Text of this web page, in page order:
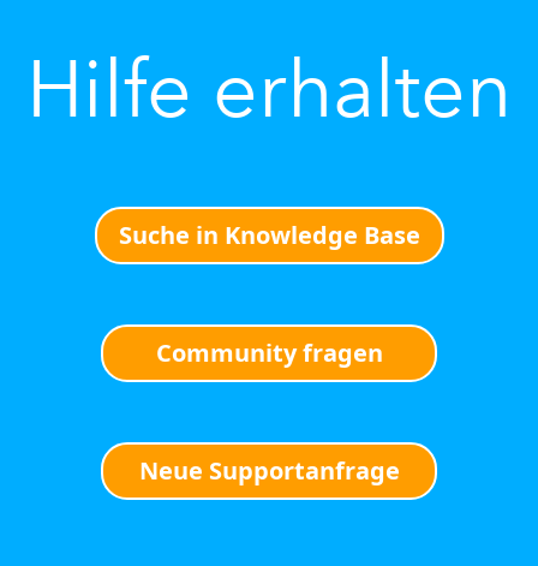
Hilfe erhalten
Suche in Knowledge Base
Community fragen
Neue Supportanfrage